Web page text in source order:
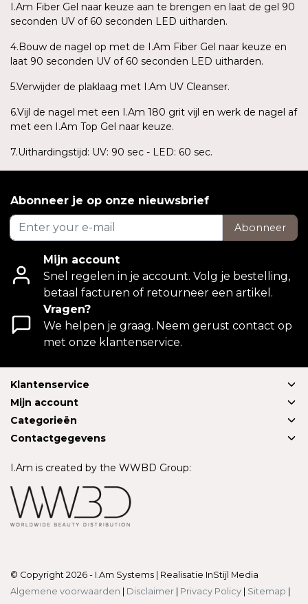
I.Am Fiber Gel naar keuze aan te brengen en laat de gel 90
seconden UV of 60 seconden LED uitharden.
4.Bouw de nagel op met de I.Am Fiber Gel naar keuze en
laat 90 seconden UV of 60 seconden LED uitharden.
5.Verwijder de plaklaag met I.Am UV Cleanser.
6.Vijl de nagel met een I.Am 180 grit vijl en werk de nagel af
met een I.Am Top Gel naar keuze.
7.Uithardingstijd: UV: 90 sec - LED: 60 sec.
Abonneer je op onze nieuwsbrief
Abonneer
Mijn account
Snel regelen in je account. Volg je bestelling,
betaal facturen of retourneer een artikel.
Vragen?
We helpen je graag. Neem gerust contact op
met onze klantenservice.
Klantenservice
Mijn account
Categorieën
Contactgegevens
I.Am is created by the WWBD Group:
© Copyright 2026 - I.Am Systems | Realisatie InStijl Media
Algemene voorwaarden
Disclaimer Privacy Policy Sitemap